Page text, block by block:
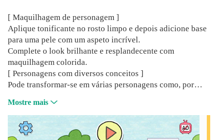
[ Maquilhagem de personagem ]
Aplique tonificante no rosto limpo e depois adicione base
para uma pele com um aspeto incrível.
Complete o look brilhante e resplandecente com
maquilhagem colorida.
[ Personagens com diversos conceitos ]
Pode transformar-se em várias personagens como, por
assustadora do Halloween.
[ Lentes de contacto coloridas, únicas ]
Escolha as lentes de contacto coloridas de que gosta e
Mostre mais